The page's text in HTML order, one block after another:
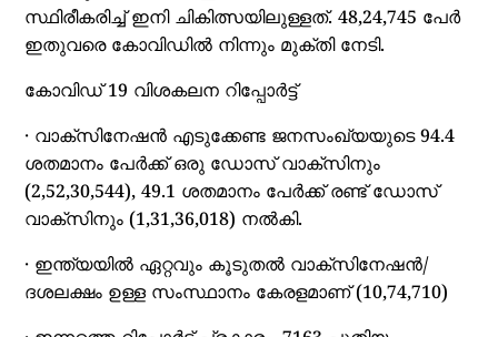
സ്ഥിരീകരിച്ച് ഇനി ചികിത്സയിലുള്ളത്. 48,24,745 പേര്‍
ഇതുവരെ കോവിഡില്‍ നിന്നും മുക്തി നേടി.
കോവിഡ് 19 വിശകലന റിപ്പോര്‍ട്ട്
· വാക്‌സിനേഷന്‍ എടുക്കേണ്ട ജനസംഖ്യയുടെ 94.4
ശതമാനം പേര്‍ക്ക് ഒരു ഡോസ് വാക്‌സിനും
(2,52,30,544), 49.1 ശതമാനം പേര്‍ക്ക് രണ്ട് ഡോസ്
വാക്‌സിനും (1,31,36,018) നല്‍കി.
· ഇന്ത്യയില്‍ ഏറ്റവും കൂടുതല്‍ വാക്‌സിനേഷന്‍/
ദശലക്ഷം ഉള്ള സംസ്ഥാനം കേരളമാണ് (10,74,710)